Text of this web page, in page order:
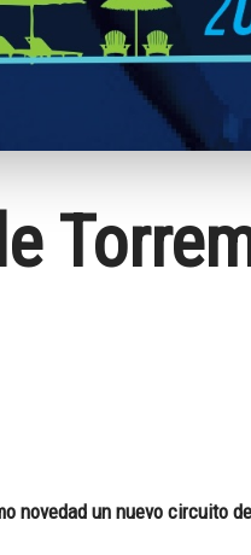
novedad un nuevo circuito